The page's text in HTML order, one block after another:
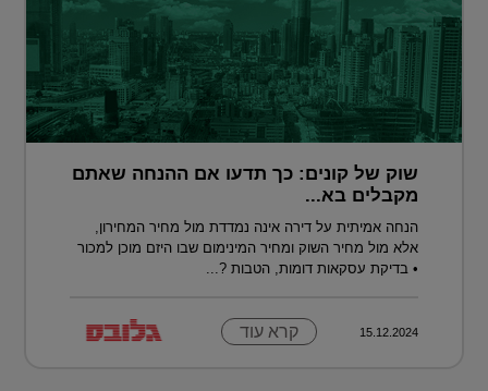
שוק של קונים: כך תדעו אם ההנחה שאתם
מקבלים בא...
הנחה אמיתית על דירה אינה נמדדת מול מחיר המחירון,
אלא מול מחיר השוק ומחיר המינימום שבו היזם מוכן למכור
• בדיקת עסקאות דומות, הטבות ?...
15.12.2024 קרא עוד